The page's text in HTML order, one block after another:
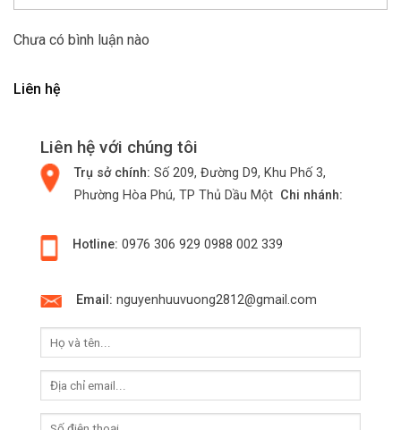
Chưa có bình luận nào
Liên hệ
Liên hệ với chúng tôi
Trụ sở chính: Số 209, Đường D9, Khu Phố 3,
Phường Hòa Phú, TP Thủ Dầu Một Chi nhánh:
Hotline: 0976 306 929 0988 002 339
Email: nguyenhuuvuong2812@gmail.com